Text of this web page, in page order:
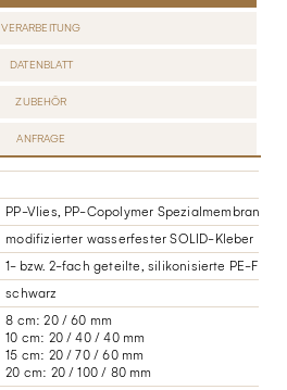
VERARBEITUNG
DATENBLATT
ZUBEHÖR
ANFRAGE
PP-Vlies, PP-Copolymer Spezialmembran
modifizierter wasserfester SOLID-Kleber
1- bzw. 2-fach geteilte, silikonisierte PE-Folie
schwarz
8 cm: 20 / 60 mm
10 cm: 20 / 40 / 40 mm
15 cm: 20 / 70 / 60 mm
20 cm: 20 / 100 / 80 mm